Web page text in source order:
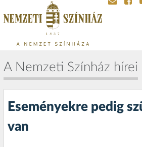
A Nemzeti Színház hírei
Eseményekre pedig
van